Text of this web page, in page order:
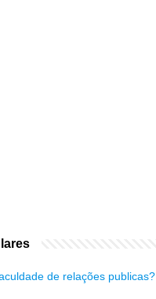
de relações publicas?